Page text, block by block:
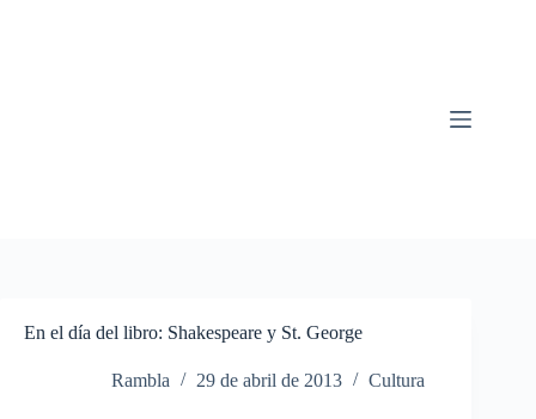
En el día del libro: Shakespeare y St. George
Rambla 29 de abril de 2013 Cultura